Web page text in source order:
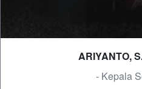
ARIYANTO,
- Kepala